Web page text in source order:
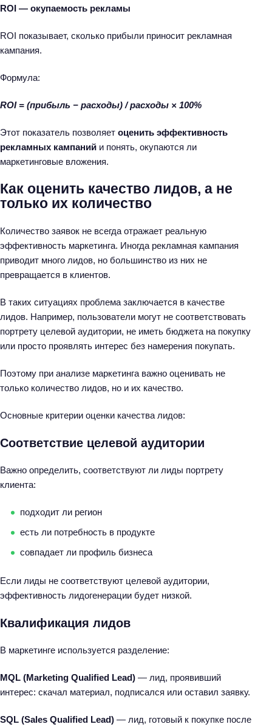
ROI — окупаемость рекламы
ROI показывает, сколько прибыли приносит рекламная
кампания.
Формула:
ROI = (прибыль − расходы) / расходы × 100%
Этот показатель позволяет оценить эффективность
рекламных кампаний и понять, окупаются ли
маркетинговые вложения.
Как оценить качество лидов, а не
только их количество
Количество заявок не всегда отражает реальную
эффективность маркетинга. Иногда рекламная кампания
приводит много лидов, но большинство из них не
превращается в клиентов.
В таких ситуациях проблема заключается в качестве
лидов. Например, пользователи могут не соответствовать
портрету целевой аудитории, не иметь бюджета на покупку
или просто проявлять интерес без намерения покупать.
Поэтому при анализе маркетинга важно оценивать не
только количество лидов, но и их качество.
Основные критерии оценки качества лидов:
Соответствие целевой аудитории
Важно определить, соответствуют ли лиды портрету
клиента:
подходит ли регион
есть ли потребность в продукте
совпадает ли профиль бизнеса
Если лиды не соответствуют целевой аудитории,
эффективность лидогенерации будет низкой.
Квалификация лидов
В маркетинге используется разделение:
MQL (Marketing Qualified Lead) — лид, проявивший
интерес: скачал материал, подписался или оставил заявку.
SQL (Sales Qualified Lead) — лид, готовый к покупке после